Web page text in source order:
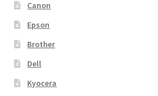
Canon
Epson
Brother
Dell
Kyocera